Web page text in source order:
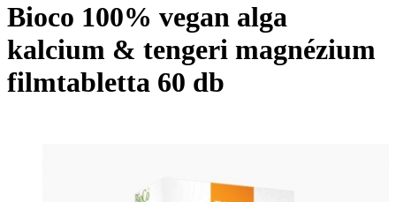
Bioco 100% vegan alga
kalcium & tengeri magnézium
filmtabletta 60 db